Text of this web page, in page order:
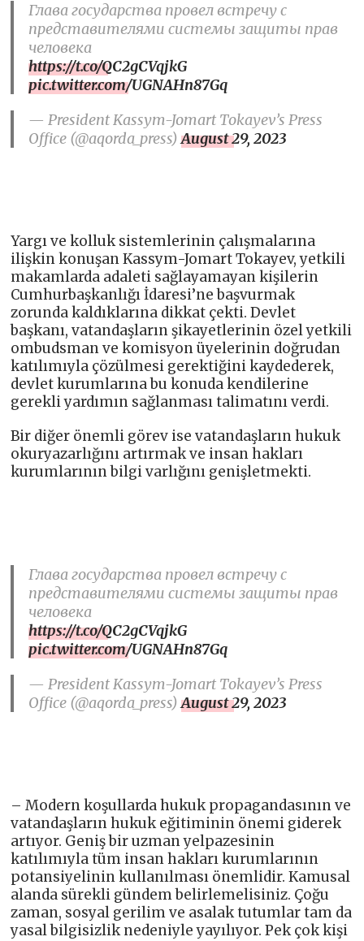
Глава государства провел встречу с
представителями системы защиты прав
человека
https://t.co/QC2gCVqjkG
pic.twitter.com/UGNAHn87Gq
— President Kassym-Jomart Tokayev’s Press
Office (@aqorda_press)August 29, 2023
Yargı ve kolluk sistemlerinin çalışmalarına
ilişkin konuşan Kassym-Jomart Tokayev, yetkili
makamlarda adaleti sağlayamayan kişilerin
Cumhurbaşkanlığı İdaresi’ne başvurmak
zorunda kaldıklarına dikkat çekti. Devlet
başkanı, vatandaşların şikayetlerinin özel yetkili
ombudsman ve komisyon üyelerinin doğrudan
katılımıyla çözülmesi gerektiğini kaydederek,
devlet kurumlarına bu konuda kendilerine
gerekli yardımın sağlanması talimatını verdi.
Bir diğer önemli görev ise vatandaşların hukuk
okuryazarlığını artırmak ve insan hakları
kurumlarının bilgi varlığını genişletmekti.
Глава государства провел встречу с
представителями системы защиты прав
человека
https://t.co/QC2gCVqjkG
pic.twitter.com/UGNAHn87Gq
— President Kassym-Jomart Tokayev’s Press
Office (@aqorda_press)August 29, 2023
– Modern koşullarda hukuk propagandasının ve
vatandaşların hukuk eğitiminin önemi giderek
artıyor. Geniş bir uzman yelpazesinin
katılımıyla tüm insan hakları kurumlarının
potansiyelinin kullanılması önemlidir. Kamusal
alanda sürekli gündem belirlemelisiniz. Çoğu
zaman, sosyal gerilim ve asalak tutumlar tam da
yasal bilgisizlik nedeniyle yayılıyor. Pek çok kişi